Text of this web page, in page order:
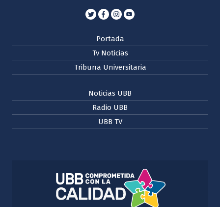
Portada
Tv Noticias
Tribuna Universitaria
Noticias UBB
Radio UBB
UBB TV